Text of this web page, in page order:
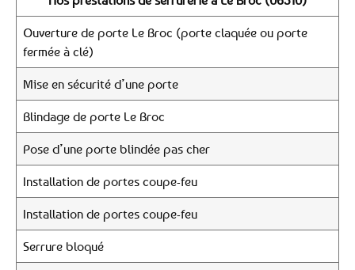
Ouverture de porte Le Broc (porte claquée ou porte
fermée à clé)
Mise en sécurité d’une porte
Blindage de porte Le Broc
Pose d’une porte blindée pas cher
Installation de portes coupe-feu
Installation de portes coupe-feu
Serrure bloqué